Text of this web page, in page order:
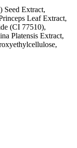
Seed Extract,
Leaf Extract,
(CI 77510),
Platensis Extract,